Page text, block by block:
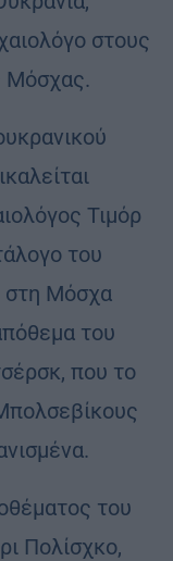
στους
Μόσχας.
Τιμόρ
του
στη Μόσχα
του
που το
του
Πολίσχκο,